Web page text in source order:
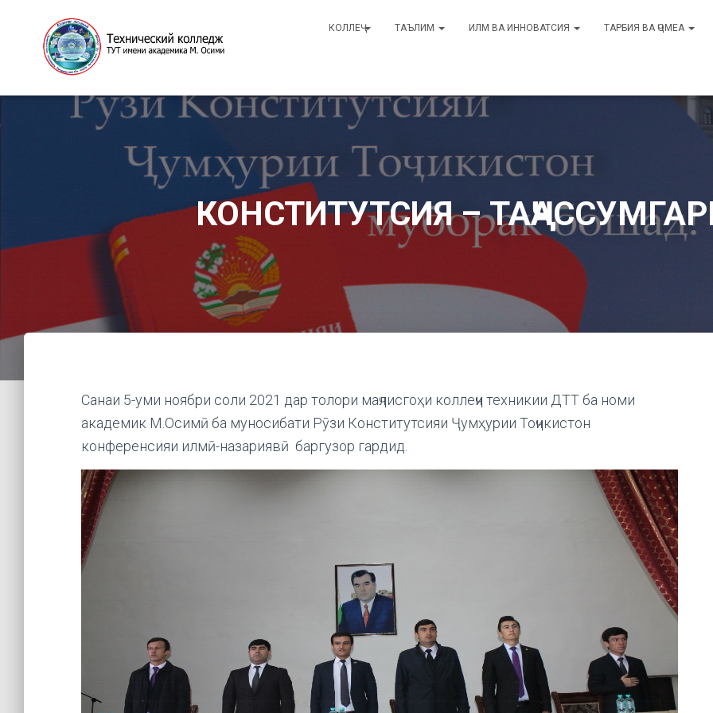
КОЛЛЕҶ ТАЪЛИМ ИЛМ ВА ИННОВАТСИЯ ТАРБИЯ ВА ҶОМЕА
КОНСТИТУТСИЯ –
Санаи 5-уми ноябри соли 2021 дар толори маҷлисгоҳи коллеҷи техникии ДТТ ба номи
академик М.Осимӣ ба муносибати Рӯзи Конститутсияи Ҷумҳурии Тоҷикистон
конференсияи илмӣ-назариявӣ баргузор гардид.